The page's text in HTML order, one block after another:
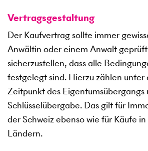
Vertragsgestaltung
Der Kaufvertrag sollte immer
Anwältin oder einem Anwalt
sicherzustellen, dass alle
festgelegt sind. Hierzu zählen
Zeitpunkt des Eigentumsübergangs
Schlüsselübergabe. Das gilt für
der Schweiz ebenso wie für Käufe
Ländern.